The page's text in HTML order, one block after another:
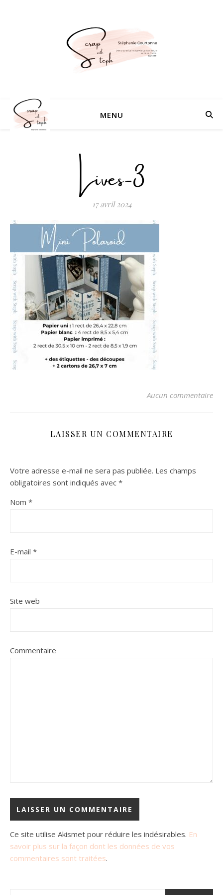
MENU
Lives-3
17 avril 2024
Aucun commentaire
LAISSER UN COMMENTAIRE
Votre adresse e-mail ne sera pas publiée. Les champs
obligatoires sont indiqués avec *
Nom *
E-mail *
Site web
Commentaire
Ce site utilise Akismet pour réduire les indésirables. En
savoir plus sur la façon dont les données de vos
commentaires sont traitées.